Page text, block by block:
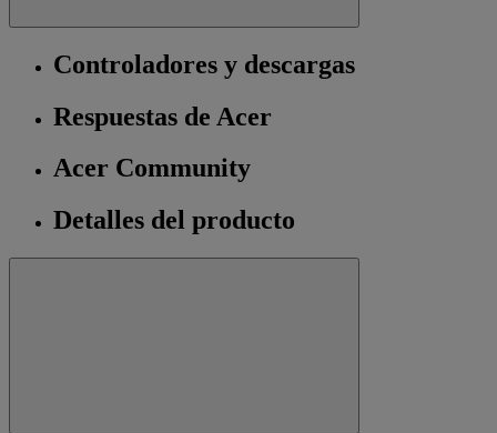
Controladores y descargas
Respuestas de Acer
Acer Community
Detalles del producto